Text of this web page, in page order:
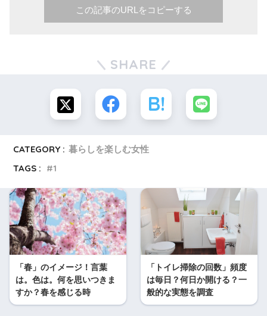
この記事のURLをコピーする
SHARE
CATEGORY : 暮らしを楽しむ女性
TAGS :
1
「春」のイメージ！言葉
は。色は。何を思いつきま
すか？春を感じる時
「トイレ掃除の回数」頻度
は毎日？何日か開ける？一
般的な実態を調査